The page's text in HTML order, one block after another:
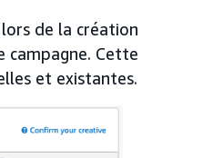
de la création
campagne. Cette
et existantes.